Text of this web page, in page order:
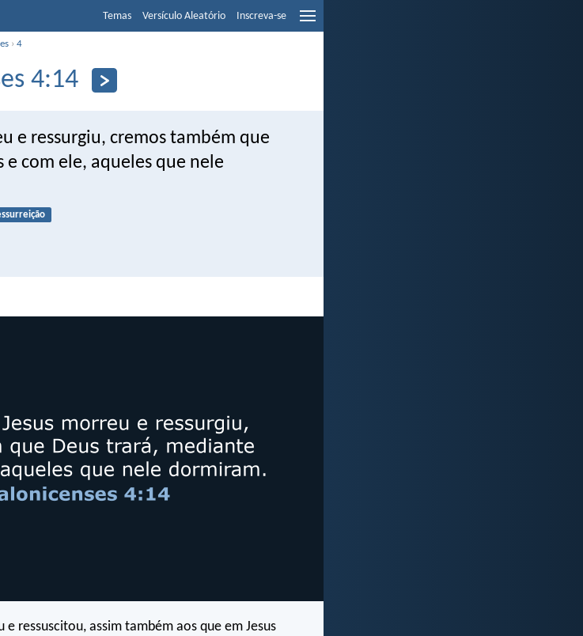
Temas Versículo Aleatório Inscreva-se
›4
4:14
e ressurgiu, cremos também que
e com ele, aqueles que nele
e ressuscitou, assim também aos que em Jesus